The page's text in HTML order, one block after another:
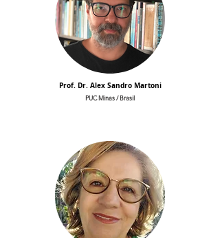
Prof. Dr. Alex Sandro Martoni
PUC Minas / Brasil